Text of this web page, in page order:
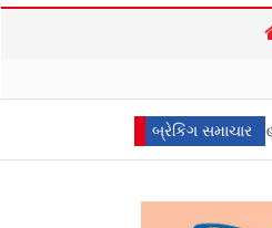
બ્રેકિંગ સમાચાર
પૈસા મોકલાવ્યા પણ હાજરી ન આપી